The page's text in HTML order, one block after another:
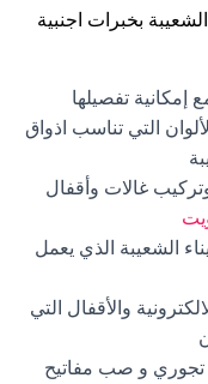
بخبرات اجنبية
إمكانية تفصيلها
التي تناسب اذواق
غالات وأقفال
الشعيبة الذي يعمل
والأقفال التي
تجوري و صب مفاتيح